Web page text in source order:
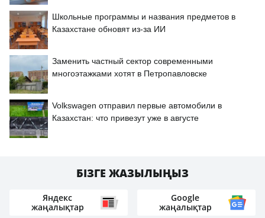
Школьные программы и названия предметов в
Казахстане обновят из-за ИИ
Заменить частный сектор современными
многоэтажками хотят в Петропавловске
Volkswagen отправил первые автомобили в
Казахстан: что привезут уже в августе
БІЗГЕ ЖАЗЫЛЫҢЫЗ
Яндекс
жаңалықтар
Google
жаңалықтар